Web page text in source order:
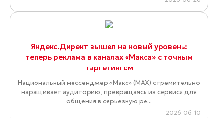
Яндекс.Директ вышел на новый уровень:
теперь реклама в каналах «Макса» с точным
таргетингом
Национальный мессенджер «Макс» (MAX) стремительно
наращивает аудиторию, превращаясь из сервиса для
общения в серьезную ре...
2026-06-10